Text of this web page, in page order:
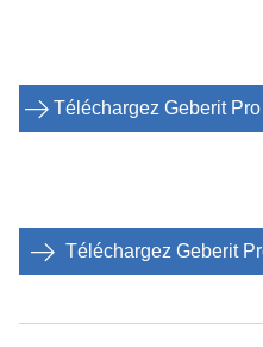
Téléchargez Geberit
Téléchargez Geberit